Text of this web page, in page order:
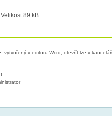
89 kB
vytvořený v editoru Word, otevřít lze v